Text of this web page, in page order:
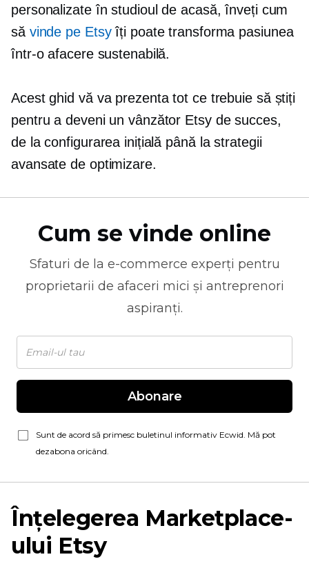
personalizate în studioul de acasă, înveți cum
să vinde pe Etsyîți poate transforma pasiunea
într-o afacere sustenabilă.
Acest ghid vă va prezenta tot ce trebuie să știți
pentru a deveni un vânzător Etsy de succes,
de la configurarea inițială până la strategii
avansate de optimizare.
Cum se vinde online
Sfaturi de la e-commerce experți pentru
proprietarii de afaceri mici și antreprenori
aspiranți.
Abonare
Sunt de acord să primesc buletinul informativ Ecwid. Mă pot
dezabona oricând.
Înțelegerea Marketplace-
ului Etsy